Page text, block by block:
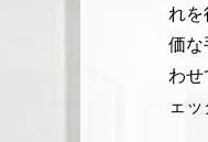
れを
価な
わ
ェッ